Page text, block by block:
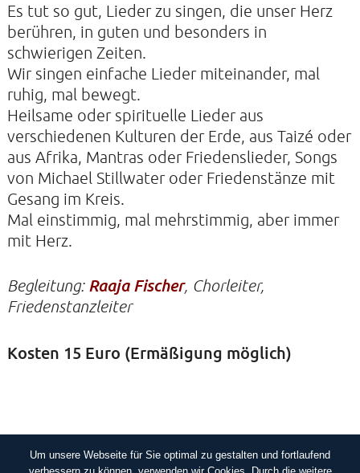
JUGENDLICHE
VORTRÄGE
KONZERTE
ALLE TERMINE
KONTAKTE
SO KOMMEN SIE ZU UNS
UNSER PROFIL
FILM ZUR KIRCHE DER STILLE
FÖRDERVEREIN
VERMIETUNG
ARCHIV
Es tut so gut, Lieder zu singen, die unser Herz
berühren, in guten und besonders in
schwierigen Zeiten.
Wir singen einfache Lieder miteinander, mal
ruhig, mal bewegt.
Heilsame oder spirituelle Lieder aus
verschiedenen Kulturen der Erde, aus Taizé oder
aus Afrika, Mantras oder Friedenslieder, Songs
von Michael Stillwater oder Friedenstänze mit
Gesang im Kreis.
Mal einstimmig, mal mehrstimmig, aber immer
mit Herz.
Begleitung: Raaja Fischer, Chorleiter,
Friedenstanzleiter
Kosten 15 Euro (Ermäßigung möglich)
IMPRESSUM DATENSCHUTZERKLÄRUNG
Um unsere Webseite für Sie optimal zu gestalten und fortlaufend